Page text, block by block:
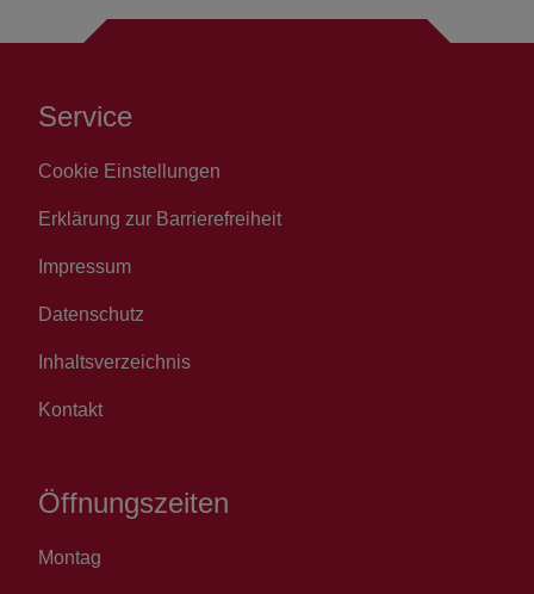
Service
Cookie Einstellungen
Erklärung zur Barrierefreiheit
Impressum
Datenschutz
Inhaltsverzeichnis
Kontakt
Öffnungszeiten
Montag